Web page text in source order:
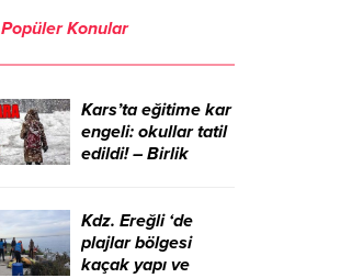
Popüler Konular
Kars’ta eğitime kar
engeli: okullar tatil
edildi! – Birlik
Kdz. Ereğli ‘de
plajlar bölgesi
kaçak yapı ve